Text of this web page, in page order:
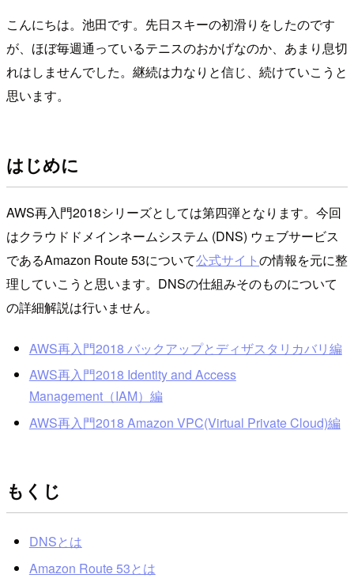
こんにちは。池田です。先日スキーの初滑りをしたのです
が、ほぼ毎週通っているテニスのおかげなのか、あまり息切
れはしませんでした。継続は力なりと信じ、続けていこうと
思います。
はじめに
AWS再入門2018シリーズとしては第四弾となります。今回
はクラウドドメインネームシステム (DNS) ウェブサービス
であるAmazon Route 53について公式サイトの情報を元に整
理していこうと思います。DNSの仕組みそのものについて
の詳細解説は行いません。
AWS再入門2018 バックアップとディザスタリカバリ編
AWS再入門2018 Identity and Access
Management（IAM）編
AWS再入門2018 Amazon VPC(Virtual Private Cloud)編
もくじ
DNSとは
Amazon Route 53とは